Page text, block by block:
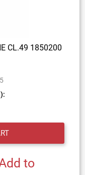
CL.49 1850200
to